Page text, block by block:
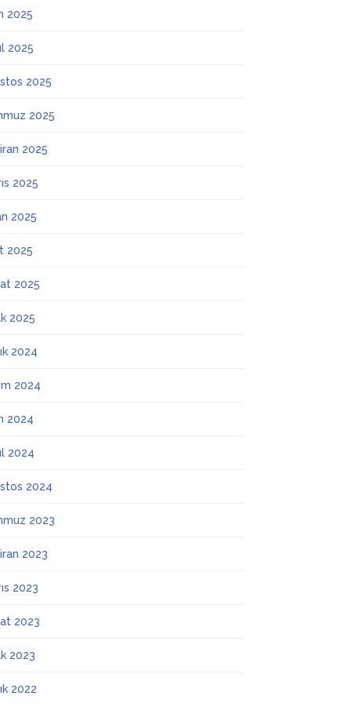
2025
2025
2025
2025
2025
2025
2025
2025
2025
2025
2024
2024
2024
2024
2024
2023
2023
2023
2023
2023
2022